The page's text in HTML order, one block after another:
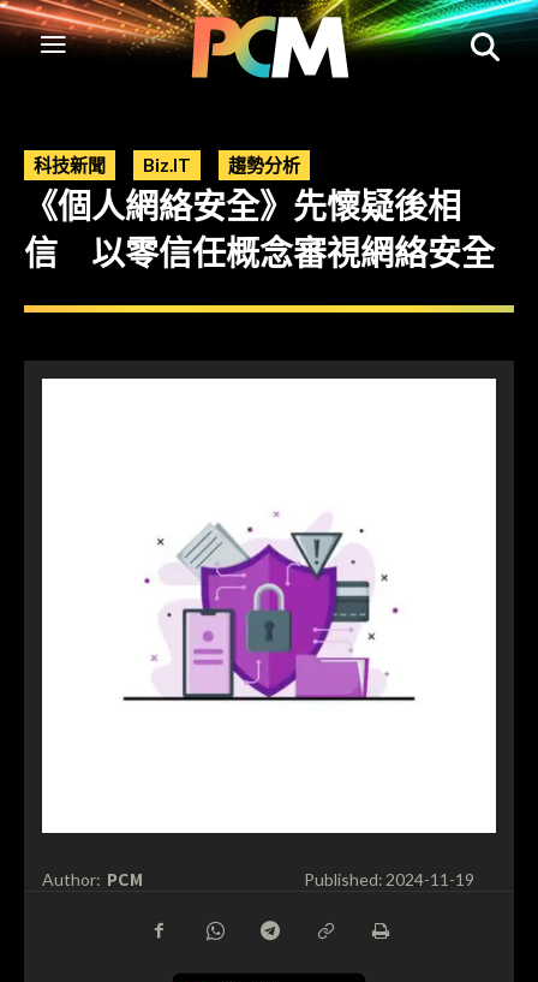
科技新聞 Biz.IT 趨勢分析
《個人網絡安全》先懷疑後相
信 以零信任概念審視網絡安全
Author: PCM Published:2024-11-19